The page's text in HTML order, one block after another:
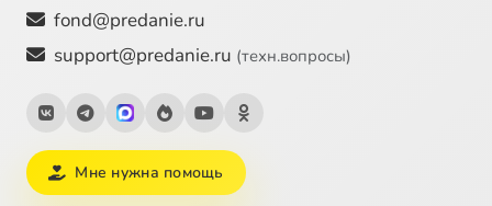
fond@predanie.ru
support@predanie.ru (техн.вопросы)
Мне нужна помощь